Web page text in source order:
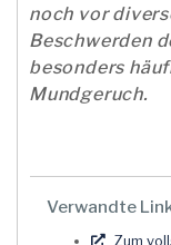
noch vor
Beschwerden
besonders
Mundgeruch.
Verwandte
Zum